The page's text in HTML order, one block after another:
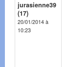
jurasienne39
(17)
20/01/2014 à
10:23